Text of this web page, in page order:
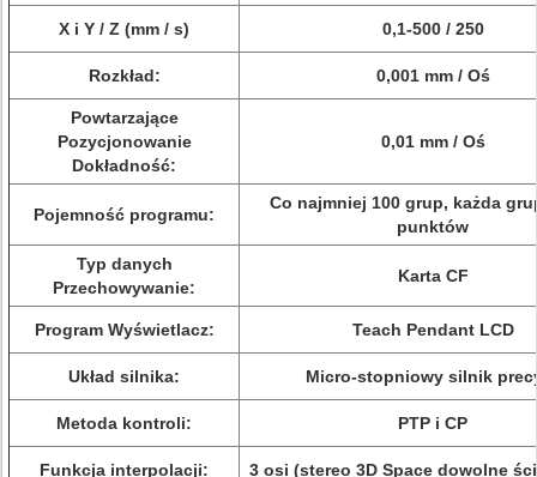
X i Y / Z (mm / s) 0,1-500 / 250
Rozkład: 0,001 mm / Oś
Powtarzające
Pozycjonowanie
Dokładność:
0,01 mm / Oś
Pojemność programu:
Co najmniej 100 grup, każda
punktów
Typ danych
Przechowywanie:
Karta CF
Program Wyświetlacz: Teach Pendant LCD
Układ silnika: Micro-stopniowy silnik
Metoda kontroli: PTP i CP
Funkcja interpolacji: 3 osi (stereo 3D Space dowolne